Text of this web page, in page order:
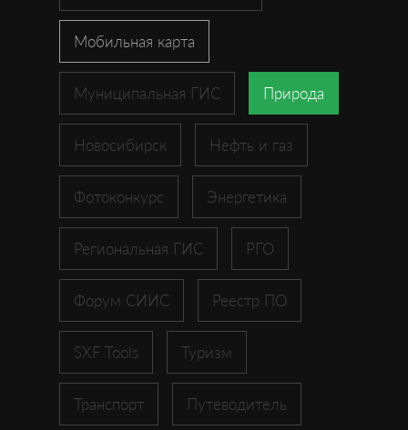
Мобильная карта
Муниципальная ГИС Природа
Новосибирск Нефть и газ
Фотоконкурс Энергетика
Региональная ГИС РГО
Форум СИИС Реестр ПО
SXF Tools Туризм
Транспорт Путеводитель